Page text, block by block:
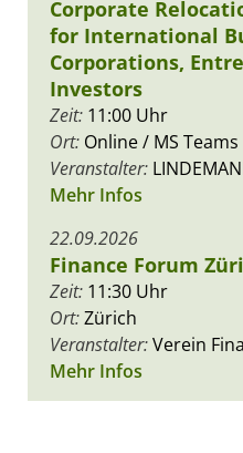
Corporate
for International
Corporations,
Investors
Zeit: 11:00 Uhr
Ort: Online / MS Teams
Veranstalter:
Mehr Infos
22.09.2026
Finance Forum
Zeit: 11:30 Uhr
Ort:Zürich
Veranstalter:Verein
Mehr Infos